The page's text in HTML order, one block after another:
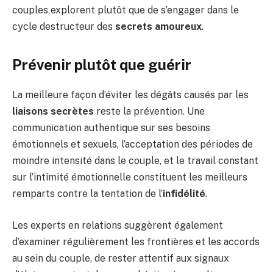
couples explorent plutôt que de s’engager dans le
cycle destructeur des secrets amoureux.
Prévenir plutôt que guérir
La meilleure façon d’éviter les dégâts causés par les
liaisons secrètes reste la prévention. Une
communication authentique sur ses besoins
émotionnels et sexuels, l’acceptation des périodes de
moindre intensité dans le couple, et le travail constant
sur l’intimité émotionnelle constituent les meilleurs
remparts contre la tentation de l’infidélité.
Les experts en relations suggèrent également
d’examiner régulièrement les frontières et les accords
au sein du couple, de rester attentif aux signaux